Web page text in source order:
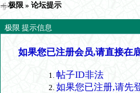
极限 » 论坛提示
极限 提示信息
如果您已注册会员,请直接在
帖子ID非法
如果您已注册,请先